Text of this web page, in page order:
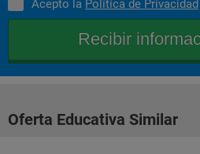
ampliacion de matematicas (1c
Acepto la Política de Privacidad
Oferta Educativa Similar